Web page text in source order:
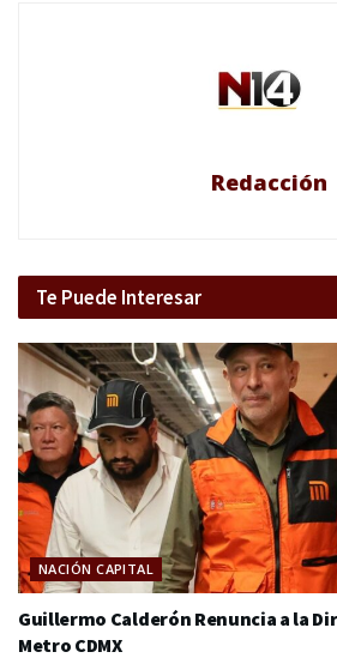
Redacción
Te Puede Interesar
NACIÓN CAPITAL
Guillermo Calderón Renuncia a la
Metro CDMX